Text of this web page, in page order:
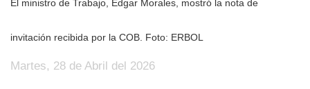
El ministro de Trabajo, Edgar Morales, mostró la nota de
invitación recibida por la COB. Foto: ERBOL
Martes, 28 de Abril del 2026